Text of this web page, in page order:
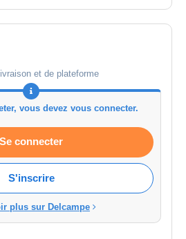
et de plateforme
vous devez vous connecter.
Se connecter
S'inscrire
plus sur Delcampe